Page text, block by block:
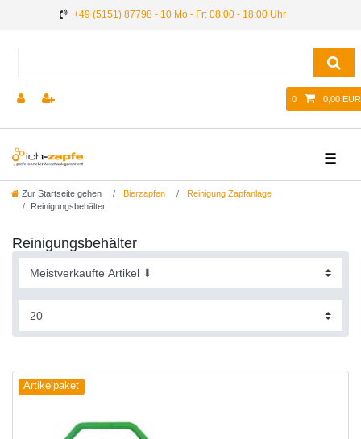
+49 (5151) 87798 - 10 Mo - Fr: 08:00 - 18:00 Uhr
0 0,00 EUR
☰
Zur Startseite gehen Bierzapfen
Reinigung Zapfanlage
Reinigungsbehälter
Reinigungsbehälter
Artikelpaket